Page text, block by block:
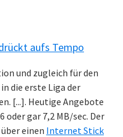
aufs Tempo
und zugleich für den
die erste Liga der
[...]. Heutige Angebote
gar 7,2 MB/sec. Der
einen Internet Stick